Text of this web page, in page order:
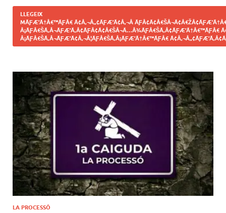
LLEGEIX
MÃƑÆ’Ã†Â€™ÃƑÂ€ Ã¢Â‚¬Â„¢ÃƑÆ’Ã¢Â‚¬Â
Â¡ÃƑÂ€ŠÃ‚Â¬ÃƑÆ’Ã‚Â¢ÃƑÂ¢Ã¢Â€ŠÂ¬Ã…Â¾ÃƑÂ€ŠÃ‚Â¢ÃƑÆ’Ã†Â€™ÃƑÂ€
Â¡ÃƑÂ€ŠÃ‚Â¬ÃƑÆ’Ã¢Â‚¬Â¦ÃƑÂ€ŠÃ‚Â¡ÃƑÆ’Ã†Â€™ÃƑÂ€
LA PROCESSÓ